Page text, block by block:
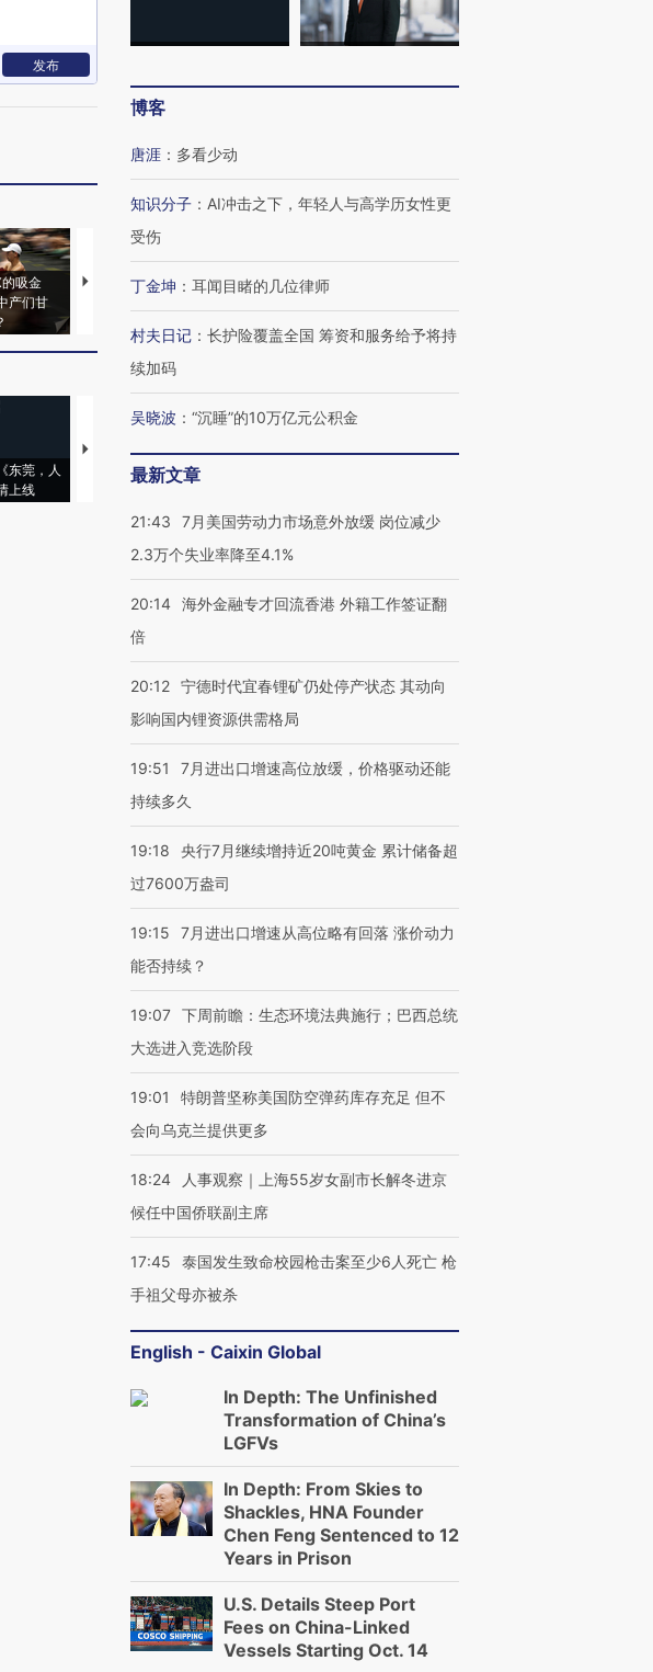
发布
吸金
产们甘
马航飞行员跨国走私7万
视线｜被称为“蟑螂”的印
东莞，人
上线
【推广】走进第四届链博
会，让数智科技“链”接产
【商旅对话】华住集团
博客
唐涯 ： 多看少动
知识分子 ： AI冲击之下，年轻人与高学历女性更
受伤
丁金坤 ： 耳闻目睹的几位律师
村夫日记 ： 长护险覆盖全国 筹资和服务给予将持
续加码
吴晓波 ： “沉睡”的10万亿元公积金
最新文章
21:43
7月美国劳动力市场意外放缓 岗位减少
2.3万个失业率降至4.1%
20:14 海外金融专才回流香港 外籍工作签证翻
倍
20:12 宁德时代宜春锂矿仍处停产状态 其动向
影响国内锂资源供需格局
19:51
7月进出口增速高位放缓，价格驱动还能
持续多久
19:18
央行7月继续增持近20吨黄金 累计储备超
过7600万盎司
19:15
7月进出口增速从高位略有回落 涨价动力
能否持续？
19:07 下周前瞻：生态环境法典施行；巴西总统
大选进入竞选阶段
19:01
特朗普坚称美国防空弹药库存充足 但不
会向乌克兰提供更多
18:24
人事观察｜上海55岁女副市长解冬进京
候任中国侨联副主席
17:45
泰国发生致命校园枪击案至少6人死亡 枪
手祖父母亦被杀
English - Caixin Global
In Depth: The Unfinished
Transformation of China’s
LGFVs
In Depth: From Skies to
Shackles, HNA Founder
Chen Feng Sentenced to 12
Years in Prison
U.S. Details Steep Port
Fees on China-Linked
Vessels Starting Oct. 14